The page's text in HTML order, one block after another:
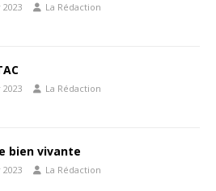
La Rédaction
La Rédaction
bien vivante
La Rédaction